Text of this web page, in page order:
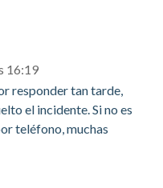
16:19
responder tan tarde,
el incidente. Si no es
teléfono, muchas